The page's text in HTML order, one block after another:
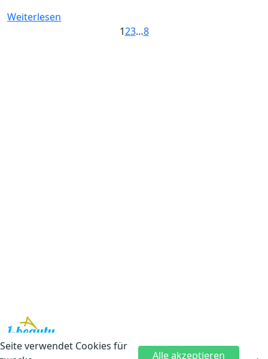
Weiterlesen
123…8
Bleiben Sie auf dem Laufenden mit den neuesten
verwendet Cookies für
Alle akzeptieren